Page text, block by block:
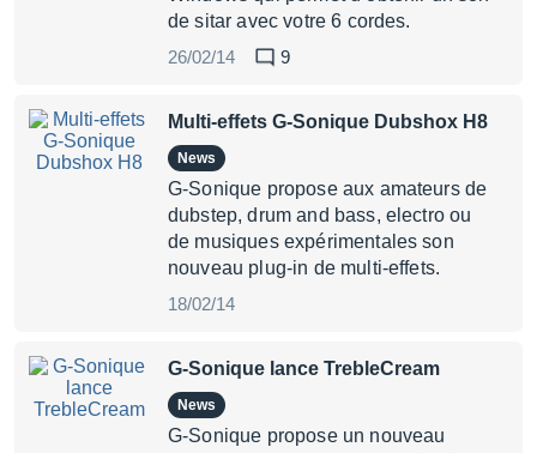
de sitar avec votre 6 cordes.
26/02/14
9
Multi-effets G-Sonique Dubshox H8
News
G-Sonique propose aux amateurs de
dubstep, drum and bass, electro ou
de musiques expérimentales son
nouveau plug-in de multi-effets.
18/02/14
G-Sonique lance TrebleCream
News
G-Sonique propose un nouveau